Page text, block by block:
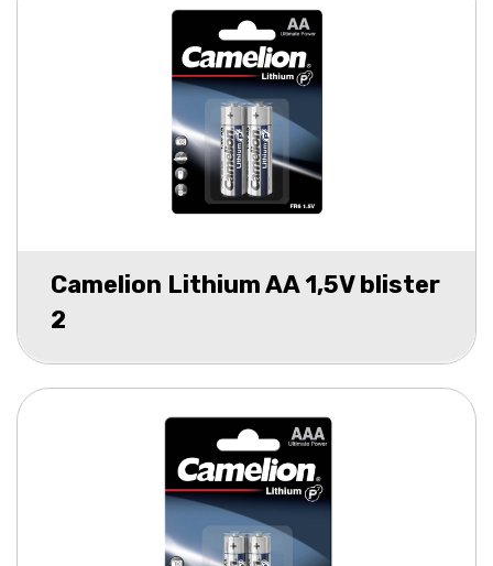
Camelion Lithium AA 1,5V blister
2